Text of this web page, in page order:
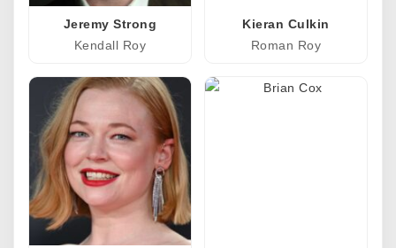
Jeremy Strong
Kendall Roy
Kieran Culkin
Roman Roy